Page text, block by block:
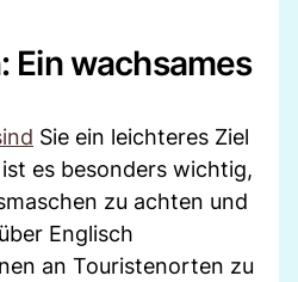
Ein wachsames
Sie ein leichteres Ziel
es besonders wichtig,
zu achten und
Englisch
an Touristenorten zu